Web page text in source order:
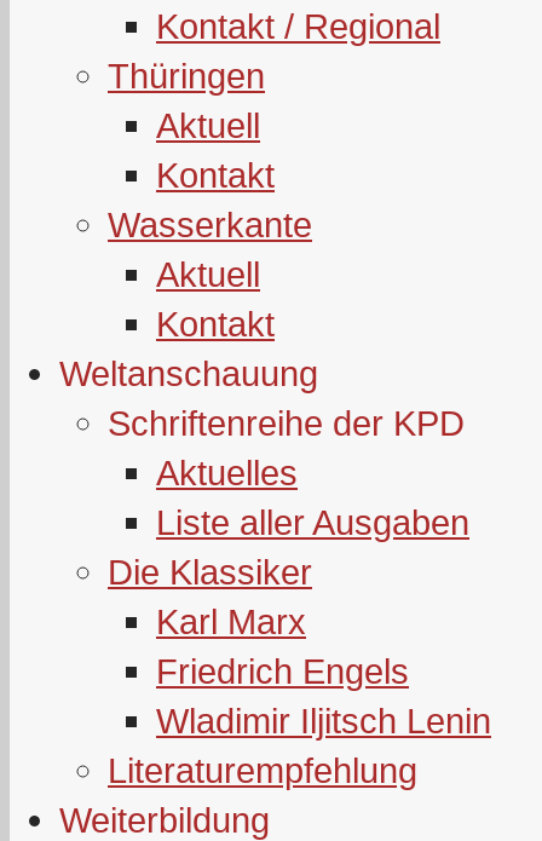
Kontakt / Regional
Thüringen
Aktuell
Kontakt
Wasserkante
Aktuell
Kontakt
Weltanschauung
Schriftenreihe der KPD
Aktuelles
Liste aller Ausgaben
Die Klassiker
Karl Marx
Friedrich Engels
Wladimir Iljitsch Lenin
Literaturempfehlung
Weiterbildung